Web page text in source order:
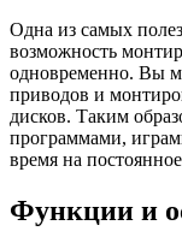
Одна из самых
возможность
одновременно. Вы
приводов и
дисков. Таким
программами,
время на
Функции и